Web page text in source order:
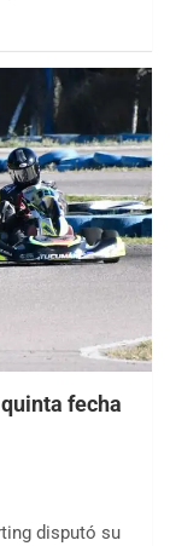
fecha
disputó su